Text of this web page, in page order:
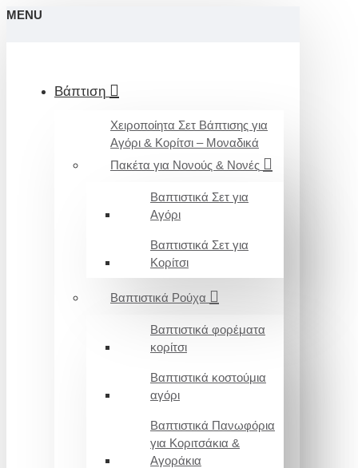
MENU
Βάπτιση
Χειροποίητα Σετ Βάπτισης για
Αγόρι & Κορίτσι – Μοναδικά
Πακέτα για Νονούς & Νονές
Βαπτιστικά Σετ για
Αγόρι
Βαπτιστικά Σετ για
Κορίτσι
Βαπτιστικά Ρούχα
Βαπτιστικά φορέματα
κορίτσι
Βαπτιστικά κοστούμια
αγόρι
Βαπτιστικά Πανωφόρια
για Κοριτσάκια &
Αγοράκια